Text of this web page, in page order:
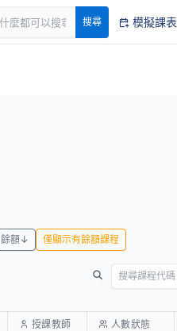
搜尋 模擬課表
餘額↓ 僅顯示有餘額課程
授課教師 人數狀態